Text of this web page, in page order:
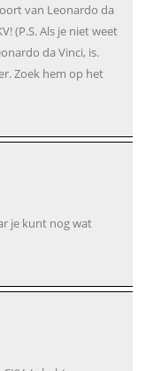
van Leonardo da
(P.S. Als je niet weet
da Vinci, is.
Zoek hem op het
je kunt nog wat